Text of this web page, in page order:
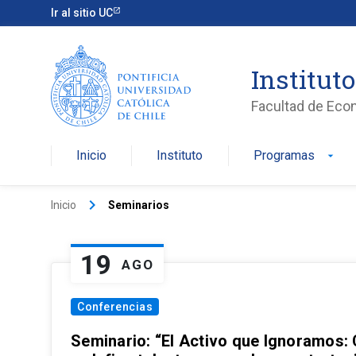
Ir al sitio UC
Facultad de
Inicio Instituto Programas arrow_drop_down
Inicio keyboard_arrow_right Seminarios
19 AGO
Conferencias
Seminario: “El Activo que